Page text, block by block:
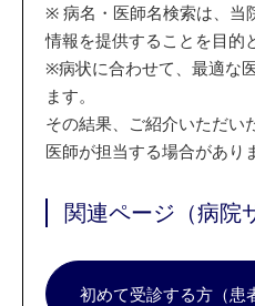
※ 病名・医師名検索は、当
情報を提供することを目的
※病状に合わせて、最適な
ます。
その結果、ご紹介いただい
医師が担当する場合があり
関連ページ（病院
初めて受診する方（患